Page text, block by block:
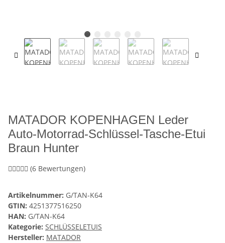
MATADOR KOPENHAGEN Leder
Auto-Motorrad-Schlüssel-Tasche-Etui
Braun Hunter
(6 Bewertungen)
Artikelnummer: G/TAN-K64
GTIN: 4251377516250
HAN: G/TAN-K64
Kategorie: SCHLÜSSELETUIS
Hersteller: MATADOR